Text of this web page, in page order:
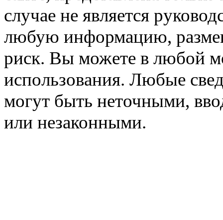
случае не является
любую информацию,
риск. Вы можете в любой
использования. Любые
могут быть неточными,
или незаконными.